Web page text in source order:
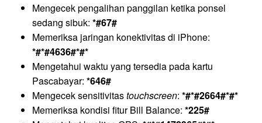
Mengecek pengalihan panggilan ketika ponsel
sedang sibuk: *#67#
Memeriksa jaringan konektivitas di iPhone:
*#*#4636#*#*
Mengetahui waktu yang tersedia pada kartu
Pascabayar: *646#
Mengecek sensitivitastouchscreen: *#*#2664#*#*
Memeriksa kondisi fitur Bill Balance: *225#